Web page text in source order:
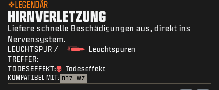
LEGENDÄR
HIRNVERLETZUNG
Liefere schnelle Beschädigungen aus, direkt ins
Nervensystem.
LEUCHTSPUR /
TREFFER:
Leuchtspuren
TODESEFFEKT: Todeseffekt
KOMPATIBEL MIT: BO7 WZ